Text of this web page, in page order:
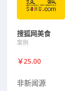
搜狐网美食
案例
￥25.00
非新闻源